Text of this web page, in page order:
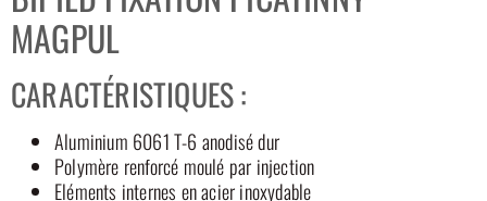
MAGPUL
CARACTÉRISTIQUES :
Aluminium 6061 T-6 anodisé dur
Polymère renforcé moulé par injection
Eléments internes en acier inoxydable